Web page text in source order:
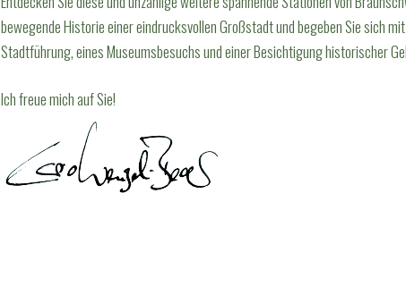
bewegende Historie einer eindrucksvollen Großstadt und begeben Sie sich
Stadtführung, eines Museumsbesuchs und einer Besichtigung historischer
Ich freue mich auf Sie!